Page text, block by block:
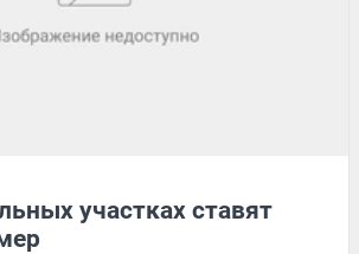
участках ставят